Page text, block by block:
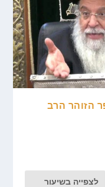
הזוהר הרב
לצפייה בשיעור